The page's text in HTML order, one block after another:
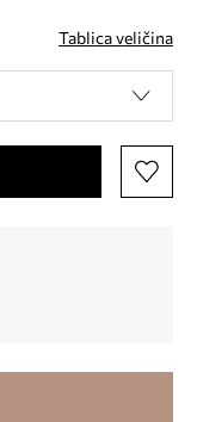
Tablica veličina